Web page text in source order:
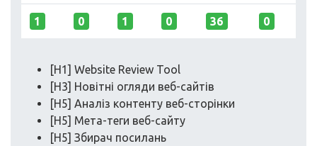
1 0 1 0 36 0
[H1] Website Review Tool
[H3] Новітні огляди веб-сайтів
[H5] Аналіз контенту веб-сторінки
[H5] Мета-теги веб-сайту
[H5] Збирач посилань